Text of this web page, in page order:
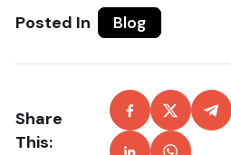
Posted In Blog
Share
This: